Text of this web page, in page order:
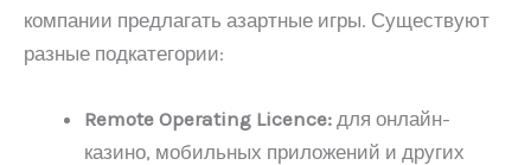
компании предлагать азартные игры. Существуют
разные подкатегории:
Remote Operating Licence: для онлайн-
казино, мобильных приложений и других